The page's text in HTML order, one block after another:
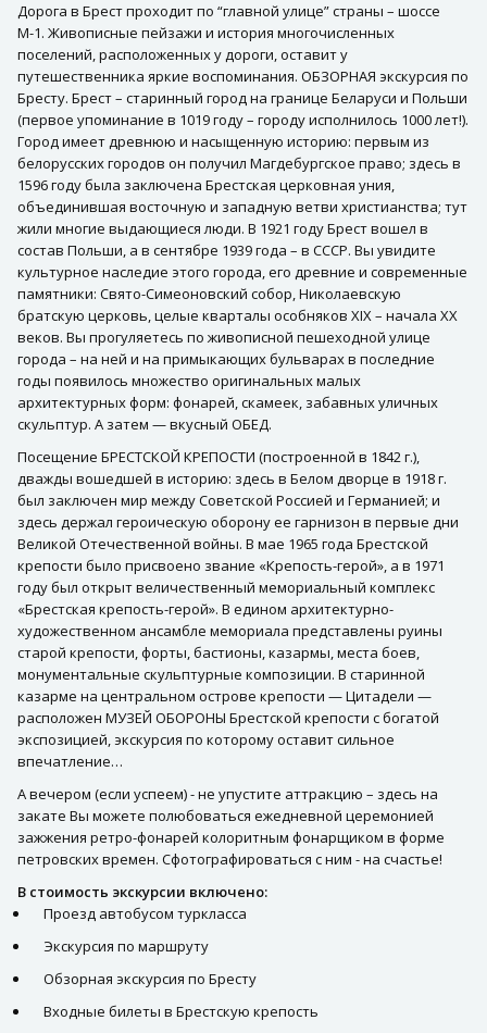
Дорога в Брест проходит по “главной улице” страны – шоссе
М-1. Живописные пейзажи и история многочисленных
поселений, расположенных у дороги, оставит у
путешественника яркие воспоминания. ОБЗОРНАЯ экскурсия по
Бресту. Брест – старинный город на границе Беларуси и Польши
(первое упоминание в 1019 году – городу исполнилось 1000 лет!).
Город имеет древнюю и насыщенную историю: первым из
белорусских городов он получил Магдебургское право; здесь в
1596 году была заключена Брестская церковная уния,
объединившая восточную и западную ветви христианства; тут
жили многие выдающиеся люди. В 1921 году Брест вошел в
состав Польши, а в сентябре 1939 года – в СССР. Вы увидите
культурное наследие этого города, его древние и современные
памятники: Свято-Симеоновский собор, Николаевскую
братскую церковь, целые кварталы особняков XIX – начала ХХ
веков. Вы прогуляетесь по живописной пешеходной улице
города – на ней и на примыкающих бульварах в последние
годы появилось множество оригинальных малых
архитектурных форм: фонарей, скамеек, забавных уличных
скульптур. А затем — вкусный ОБЕД.
Посещение БРЕСТСКОЙ КРЕПОСТИ (построенной в 1842 г.),
дважды вошедшей в историю: здесь в Белом дворце в 1918 г.
был заключен мир между Советской Россией и Германией; и
здесь держал героическую оборону ее гарнизон в первые дни
Великой Отечественной войны. В мае 1965 года Брестской
крепости было присвоено звание «Крепость-герой», а в 1971
году был открыт величественный мемориальный комплекс
«Брестская крепость-герой». В едином архитектурно-
художественном ансамбле мемориала представлены руины
старой крепости, форты, бастионы, казармы, места боев,
монументальные скульптурные композиции. В старинной
казарме на центральном острове крепости — Цитадели —
расположен МУЗЕЙ ОБОРОНЫ Брестской крепости с богатой
экспозицией, экскурсия по которому оставит сильное
впечатление…
А вечером (если успеем) - не упустите аттракцию – здесь на
закате Вы можете полюбоваться ежедневной церемонией
зажжения ретро-фонарей колоритным фонарщиком в форме
петровских времен. Сфотографироваться с ним - на счастье!
В стоимость экскурсии включено:
Проезд автобусом туркласса
Экскурсия по маршруту
Обзорная экскурсия по Бресту
Входные билеты в Брестскую крепость